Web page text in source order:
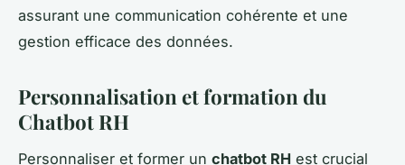
assurant une communication cohérente et une
gestion efficace des données.
Personnalisation et formation du
Chatbot RH
Personnaliser et former un chatbot RH est crucial